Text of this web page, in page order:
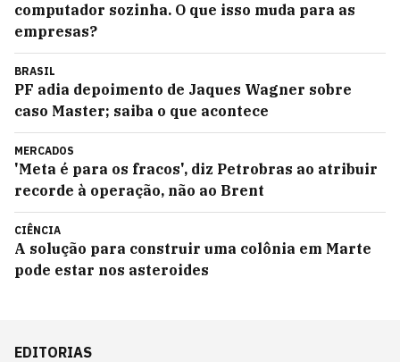
computador sozinha. O que isso muda para as
empresas?
BRASIL
PF adia depoimento de Jaques Wagner sobre
caso Master; saiba o que acontece
MERCADOS
'Meta é para os fracos', diz Petrobras ao atribuir
recorde à operação, não ao Brent
CIÊNCIA
A solução para construir uma colônia em Marte
pode estar nos asteroides
EDITORIAS